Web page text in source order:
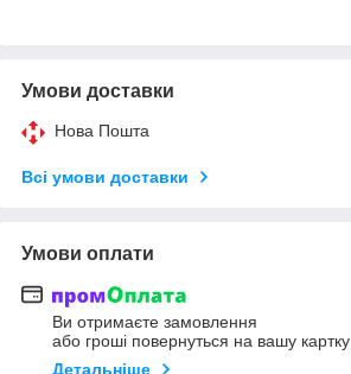
Умови доставки
Нова Пошта
Всі умови доставки
Умови оплати
Ви отримаєте замовлення
або гроші повернуться на вашу картку
Детальніше